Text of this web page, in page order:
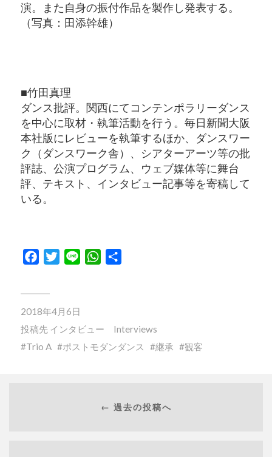
演。また自身の振付作品を製作し発表する。
（写真：田添幹雄）
■竹田真理
ダンス批評。関西にてコンテンポラリーダンス
を中心に取材・執筆活動を行う。毎日新聞大阪
本社版にレビューを執筆するほか、ダンスワー
ク（ダンスワーク舎）、シアターアーツ等の批
評誌、公演プログラム、ウェブ媒体等に舞台
評、テキスト、インタビュー記事等を寄稿して
いる。
FacebookTwitterLine WhatsApp
2018年4月6日
投稿先 インタビュー Interviews
Trio A
ポストモダンダンス 継承 観客
← 過去の投稿へ